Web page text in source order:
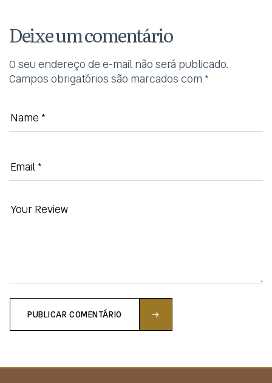
Deixe um comentário
O seu endereço de e-mail não será publicado.
Campos obrigatórios são marcados com *
PUBLICAR COMENTÁRIO